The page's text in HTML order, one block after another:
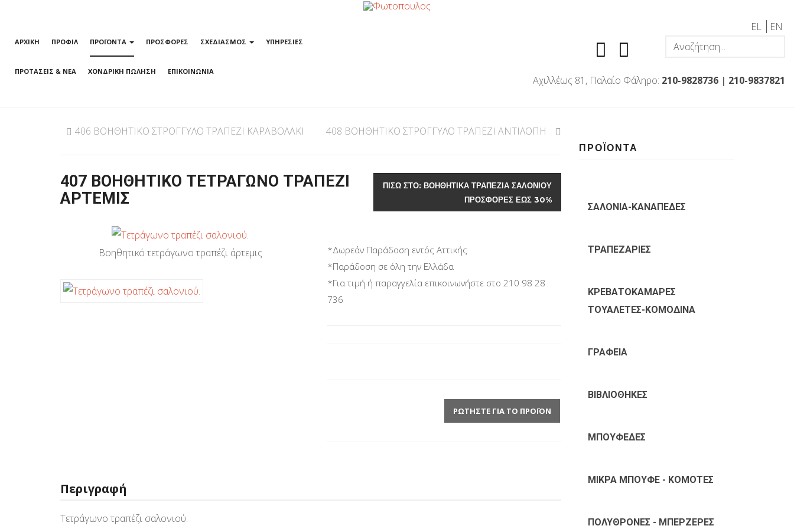
ΑΡΧΙΚΗ ΠΡΟΦΙΛ ΠΡΟΪΟΝΤΑ ΠΡΟΣΦΟΡΕΣ ΣΧΕΔΙΑΣΜΟΣ ΥΠΗΡΕΣΙΕΣ
ΠΡΟΤΑΣΕΙΣ & ΝΕΑ ΧΟΝΔΡΙΚΗ ΠΩΛΗΣΗ ΕΠΙΚΟΙΝΩΝΙΑ
EL EN
Αχιλλέως 81, Παλαίο Φάληρο: 210-9828736 | 210-9837821
406 ΒΟΗΘΗΤΙΚΟ ΣΤΡΟΓΓΥΛΟ ΤΡΑΠΕΖΙ ΚΑΡΑΒΟΛΑΚΙ 408 ΒΟΗΘΗΤΙΚΟ ΣΤΡΟΓΓΥΛΟ ΤΡΑΠΕΖΙ ΑΝΤΙΛΟΠΗ
ΠΊΣΩ ΣΤΟ: ΒΟΗΘΗΤΙΚΑ ΤΡΑΠΕΖΙΑ ΣΑΛΟΝΙΟΥ
ΠΡΟΣΦΟΡΕΣ ΕΩΣ 30%
407 ΒΟΗΘΗΤΙΚΟ ΤΕΤΡΑΓΩΝΟ ΤΡΑΠΕΖΙ
ΑΡΤΕΜΙΣ
Βοηθητικό τετράγωνο τραπέζι άρτεμις
*Δωρεάν Παράδοση εντός Αττικής
*Παράδοση σε όλη την Ελλάδα
*Για τιμή ή παραγγελία επικοινωνήστε στο 210 98 28
736
ΡΩΤΉΣΤΕ ΓΙΑ ΤΟ ΠΡΟΪΌΝ
Περιγραφή
Τετράγωνο τραπέζι σαλονιού.
ΠΡΟΪΟΝΤΑ
ΣΑΛΟΝΙΑ-ΚΑΝΑΠΕΔΕΣ
ΤΡΑΠΕΖΑΡΙΕΣ
ΚΡΕΒΑΤΟΚΑΜΑΡΕΣ
ΤΟΥΑΛΕΤΕΣ-ΚΟΜΟΔΙΝΑ
ΓΡΑΦΕΙΑ
ΒΙΒΛΙΟΘΗΚΕΣ
ΜΠΟΥΦΕΔΕΣ
ΜΙΚΡΑ ΜΠΟΥΦΕ - ΚΟΜΟΤΕΣ
ΠΟΛΥΘΡΟΝΕΣ - ΜΠΕΡΖΕΡΕΣ